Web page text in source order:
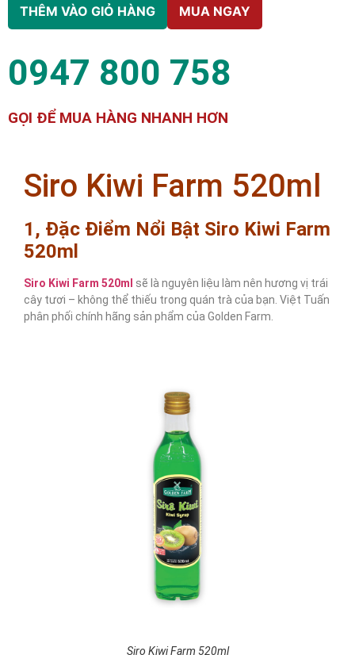
THÊM VÀO GIỎ HÀNG MUA NGAY
0947 800 758
GỌI ĐỂ MUA HÀNG NHANH HƠN
Siro Kiwi Farm 520ml
1, Đặc Điểm Nổi Bật Siro Kiwi Farm
520ml
Siro Kiwi Farm 520ml sẽ là nguyên liệu làm nên hương vị trái
cây tươi – không thể thiếu trong quán trà của bạn. Việt Tuấn
phân phối chính hãng sản phẩm của Golden Farm.
Siro Kiwi Farm 520ml